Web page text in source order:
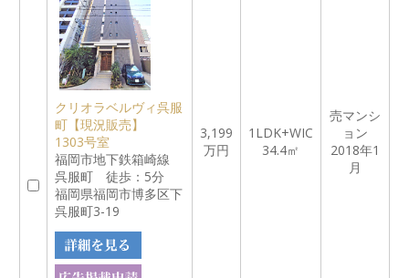
クリオラベルヴィ呉服
町【現況販売】
1303号室
福岡市地下鉄箱崎線
呉服町 徒歩：5分
福岡県福岡市博多区下
呉服町3-19
3,199
万円
1LDK+WIC
34.4㎡
売マンシ
ョン
2018年1
月